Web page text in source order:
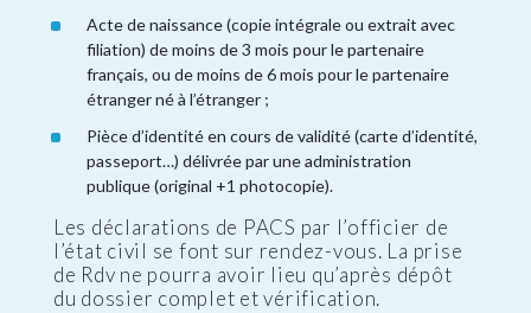
Acte de naissance (copie intégrale ou extrait avec
filiation) de moins de 3 mois pour le partenaire
français, ou de moins de 6 mois pour le partenaire
étranger né à l’étranger ;
Pièce d’identité en cours de validité (carte d’identité,
passeport…) délivrée par une administration
publique (original +1 photocopie).
Les déclarations de PACS par l’officier de
l’état civil se font sur rendez-vous. La prise
de Rdv ne pourra avoir lieu qu’après dépôt
du dossier complet et vérification.